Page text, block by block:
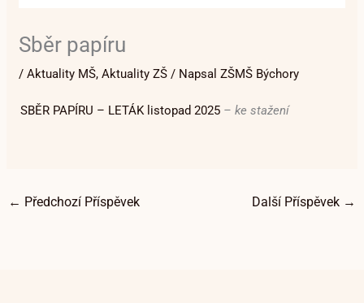
Sběr papíru
/Aktuality MŠ,Aktuality ZŠ / NapsalZŠMŠ Býchory
SBĚR PAPÍRU – LETÁK listopad 2025 – ke stažení
← Předchozí Příspěvek Další Příspěvek →